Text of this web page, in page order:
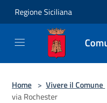
Regione Siciliana
Home > Vivere il Comune
via Rochester